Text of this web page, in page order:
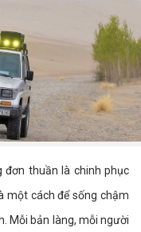
đơn thuần là chinh phục
một cách để sống chậm
Mỗi bản làng, mỗi người